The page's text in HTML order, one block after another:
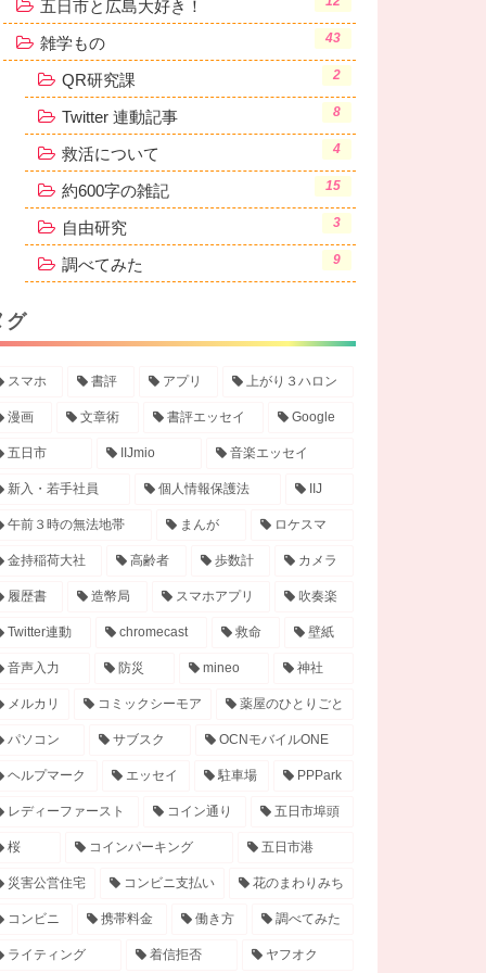
五日市と広島大好き！
雑学もの 43
QR研究課 2
Twitter 連動記事 8
救活について 4
約600字の雑記 15
自由研究 3
調べてみた 9
グ
スマホ 書評 アプリ 上がり３ハロン
漫画 文章術 書評エッセイ Google
五日市 IIJmio 音楽エッセイ
新入・若手社員 個人情報保護法 IIJ
午前３時の無法地帯 まんが ロケスマ
金持稲荷大社 高齢者 歩数計 カメラ
履歴書 造幣局 スマホアプリ 吹奏楽
Twitter連動 chromecast 救命 壁紙
音声入力 防災 mineo 神社
メルカリ コミックシーモア 薬屋のひとりごと
パソコン サブスク OCNモバイルONE
ヘルプマーク エッセイ 駐車場 PPPark
レディーファースト コイン通り 五日市埠頭
桜 コインパーキング 五日市港
災害公営住宅 コンビニ支払い 花のまわりみち
コンビニ 携帯料金 働き方 調べてみた
ライティング 着信拒否 ヤフオク